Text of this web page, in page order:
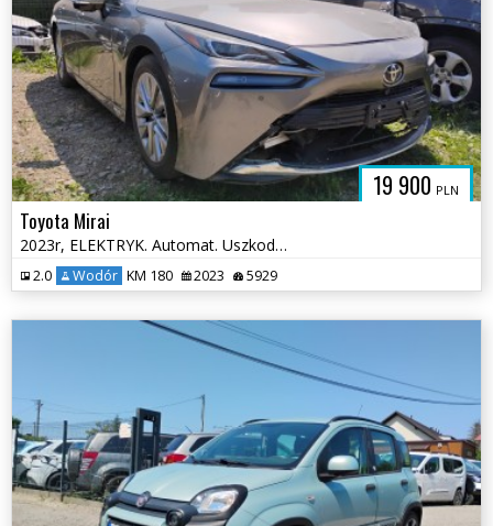
19 900 PLN
Toyota Mirai
2023r, ELEKTRYK. Automat. Uszkodzony tył.
2.0 Wodór KM 180 2023 5929